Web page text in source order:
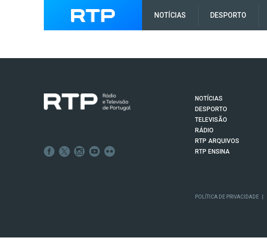
NOTÍCIAS DESPORTO
NOTÍCIAS
DESPORTO
TELEVISÃO
RÁDIO
RTP ARQUIVOS
RTP ENSINA
POLÍTICA DE PRIVACIDADE